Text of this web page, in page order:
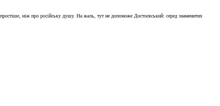
простіше, ніж про російську душу. На жаль, тут не допоможе Достоєвський: серед знаменитих